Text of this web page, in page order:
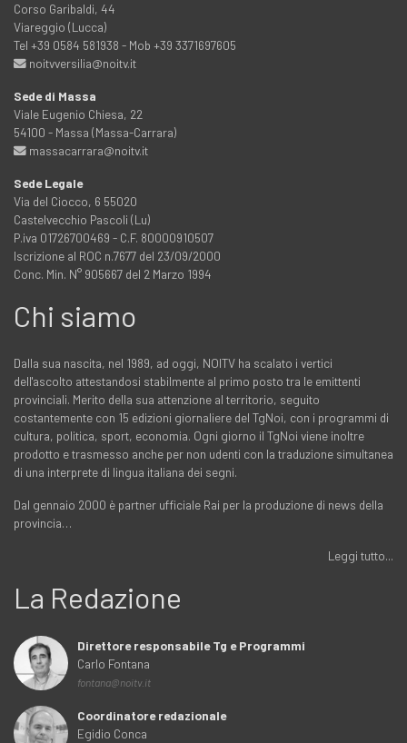
Corso Garibaldi, 44
Viareggio (Lucca)
Tel +39 0584 581938 - Mob +39 3371697605
noitvversilia@noitv.it
Sede di Massa
Viale Eugenio Chiesa, 22
54100 - Massa (Massa-Carrara)
massacarrara@noitv.it
Sede Legale
Via del Ciocco, 6 55020
Castelvecchio Pascoli (Lu)
P.iva 01726700469 - C.F. 80000910507
Iscrizione al ROC n.7677 del 23/09/2000
Conc. Min. N° 905667 del 2 Marzo 1994
Chi siamo
Dalla sua nascita, nel 1989, ad oggi, NOITV ha scalato i vertici
dell'ascolto attestandosi stabilmente al primo posto tra le emittenti
provinciali. Merito della sua attenzione al territorio, seguito
costantemente con 15 edizioni giornaliere del TgNoi, con i programmi di
cultura, politica, sport, economia. Ogni giorno il TgNoi viene inoltre
prodotto e trasmesso anche per non udenti con la traduzione simultanea
di una interprete di lingua italiana dei segni.
Dal gennaio 2000 è partner ufficiale Rai per la produzione di news della
provincia…
Leggi tutto...
La Redazione
Direttore responsabile Tg e Programmi
Carlo Fontana
fontana@noitv.it
Coordinatore redazionale
Egidio Conca